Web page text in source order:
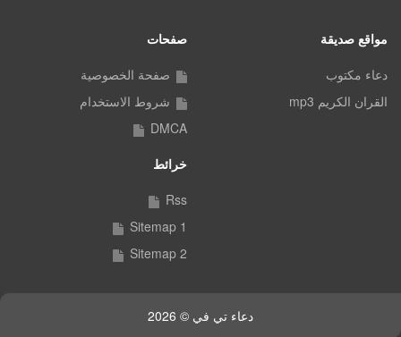
مواقع صديقة
دعاء مكتوب
القران الكريم mp3
صفحات
صفحة الخصوصية
شروط الاستخدام
DMCA
خرائط
Rss
Sitemap 1
Sitemap 2
دعاء تي في © 2026